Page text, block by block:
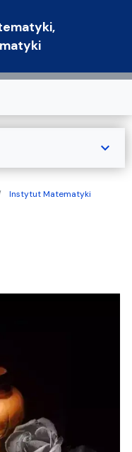
Instytut Matematyki
expand_more